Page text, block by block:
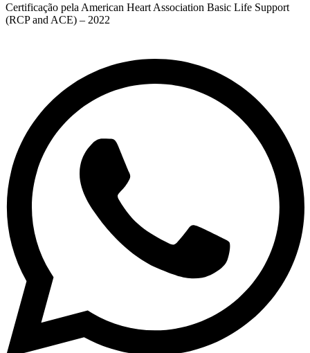
Certificação pela American Heart Association Basic Life Support
(RCP and ACE) – 2022